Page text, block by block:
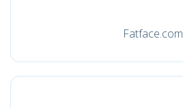
Fatface.com